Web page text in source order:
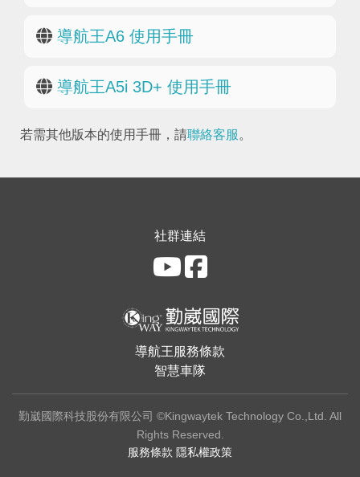
導航王A6 使用手冊
導航王A5i 3D+ 使用手冊
若需其他版本的使用手冊，請聯絡客服 。
社群連結
導航王服務條款
智慧車隊
勤崴國際科技股份有限公司 ©Kingwaytek Technology Co.,Ltd. All
Rights Reserved.
服務條款 隱私權政策